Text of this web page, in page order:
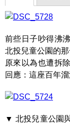
前些日子吵得沸
北投兒童公園的
原來以為也遭拆
回應：這座百年
▼ 北投兒童公園